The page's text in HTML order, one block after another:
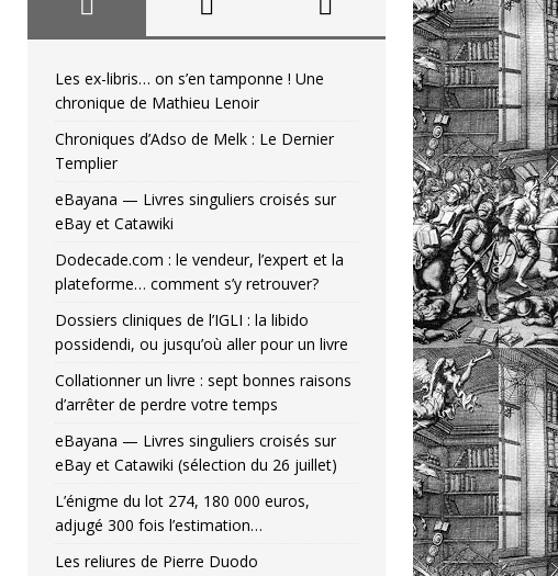
Les ex-libris… on s’en tamponne ! Une
chronique de Mathieu Lenoir
Chroniques d’Adso de Melk : Le Dernier
Templier
eBayana — Livres singuliers croisés sur
eBay et Catawiki
Dodecade.com : le vendeur, l’expert et la
plateforme… comment s’y retrouver?
Dossiers cliniques de l’IGLI : la libido
possidendi, ou jusqu’où aller pour un livre
Collationner un livre : sept bonnes raisons
d’arrêter de perdre votre temps
eBayana — Livres singuliers croisés sur
eBay et Catawiki (sélection du 26 juillet)
L’énigme du lot 274, 180 000 euros,
adjugé 300 fois l’estimation…
Les reliures de Pierre Duodo